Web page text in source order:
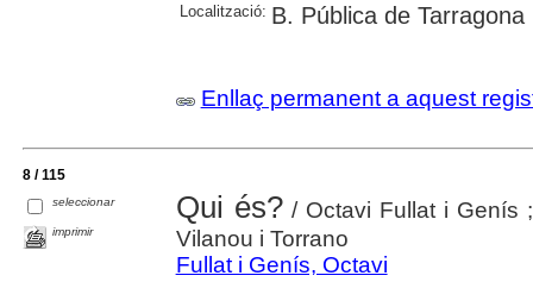
Localització: B. Pública de Tarragona
Enllaç permanent a aquest
8 / 115
seleccionar
imprimir
Qui és?/ Octavi Fullat i Genís
Vilanou i Torrano
Fullat i Genís, Octavi